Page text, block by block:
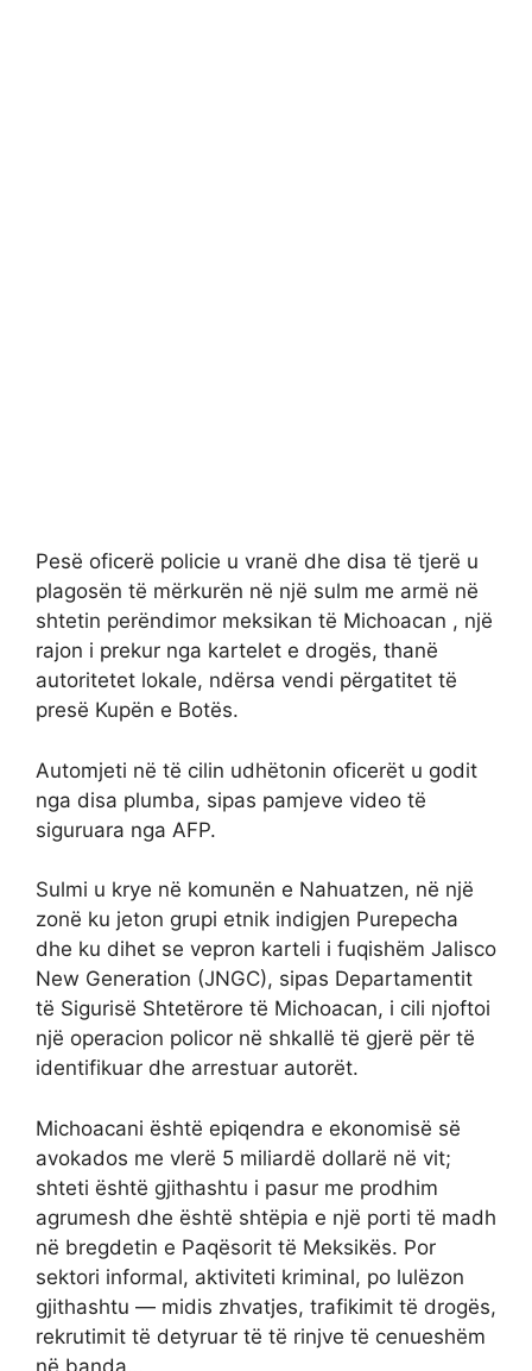
Pesë oficerë policie u vranë dhe disa të tjerë u
plagosën të mërkurën në një sulm me armë në
shtetin perëndimor meksikan të Michoacan , një
rajon i prekur nga kartelet e drogës, thanë
autoritetet lokale, ndërsa vendi përgatitet të
presë Kupën e Botës.
Automjeti në të cilin udhëtonin oficerët u godit
nga disa plumba, sipas pamjeve video të
siguruara nga AFP.
Sulmi u krye në komunën e Nahuatzen, në një
zonë ku jeton grupi etnik indigjen Purepecha
dhe ku dihet se vepron karteli i fuqishëm Jalisco
New Generation (JNGC), sipas Departamentit
të Sigurisë Shtetërore të Michoacan, i cili njoftoi
një operacion policor në shkallë të gjerë për të
identifikuar dhe arrestuar autorët.
Michoacani është epiqendra e ekonomisë së
avokados me vlerë 5 miliardë dollarë në vit;
shteti është gjithashtu i pasur me prodhim
agrumesh dhe është shtëpia e një porti të madh
në bregdetin e Paqësorit të Meksikës. Por
sektori informal, aktiviteti kriminal, po lulëzon
gjithashtu — midis zhvatjes, trafikimit të drogës,
rekrutimit të detyruar të të rinjve të cenueshëm
në banda…